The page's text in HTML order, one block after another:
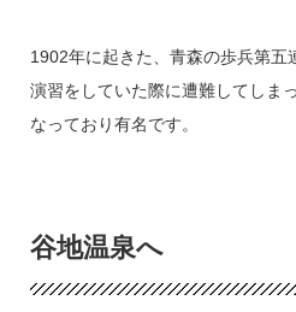
1902年に起きた、青森の歩兵第五
演習をしていた際に遭難してしま
なっており有名です。
谷地温泉へ